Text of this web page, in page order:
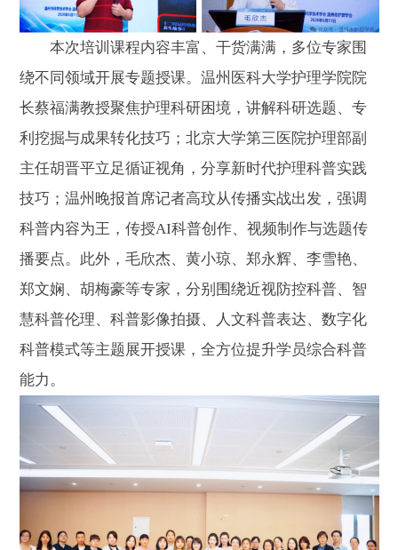
本次培训课程内容丰富、干货满满，多位专家围
绕不同领域开展专题授课。温州医科大学护理学院院
长蔡福满教授聚焦护理科研困境，讲解科研选题、专
利挖掘与成果转化技巧；北京大学第三医院护理部副
主任胡晋平立足循证视角，分享新时代护理科普实践
技巧；温州晚报首席记者高玟从传播实战出发，强调
科普内容为王，传授AI科普创作、视频制作与选题传
播要点。此外，毛欣杰、黄小琼、郑永辉、李雪艳、
郑文娴、胡梅豪等专家，分别围绕近视防控科普、智
慧科普伦理、科普影像拍摄、人文科普表达、数字化
科普模式等主题展开授课，全方位提升学员综合科普
能力。